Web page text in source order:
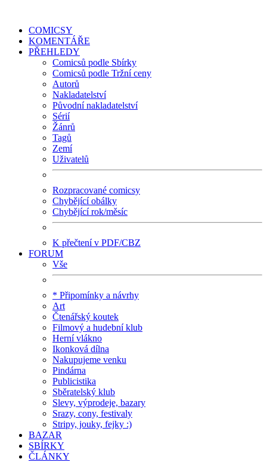
COMICSY
KOMENTÁŘE
PŘEHLEDY
Comicsů podle Sbírky
Comicsů podle Tržní ceny
Autorů
Nakladatelství
Původní nakladatelství
Sérií
Žánrů
Tagů
Zemí
Uživatelů
Rozpracované comicsy
Chybějící obálky
Chybějící rok/měsíc
K přečtení v PDF/CBZ
FORUM
Vše
* Připomínky a návrhy
Art
Čtenářský koutek
Filmový a hudební klub
Herní vlákno
Ikonková dílna
Nakupujeme venku
Pindárna
Publicistika
Sběratelský klub
Slevy, výprodeje, bazary
Srazy, cony, festivaly
Stripy, jouky, fejky :)
BAZAR
SBÍRKY
ČLÁNKY